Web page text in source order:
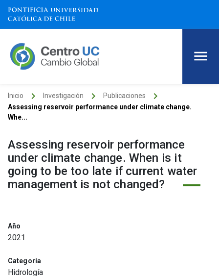
Inicio keyboard_arrow_right Investigación keyboard_arrow_right Publicaciones keyboard_arrow_right
Assessing reservoir performance under climate change.
Whe...
Assessing reservoir performance
under climate change. When is it
going to be too late if current water
management is not changed?
Año
2021
Categoría
Hidrología